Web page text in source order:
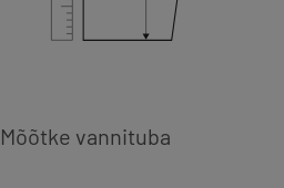
Mõõtke vannituba